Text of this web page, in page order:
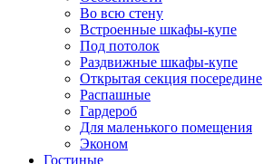
Во всю стену
Встроенные шкафы-купе
Под потолок
Раздвижные шкафы-купе
Открытая секция посередине
Распашные
Гардероб
Для маленького помещения
Эконом
Гостиные